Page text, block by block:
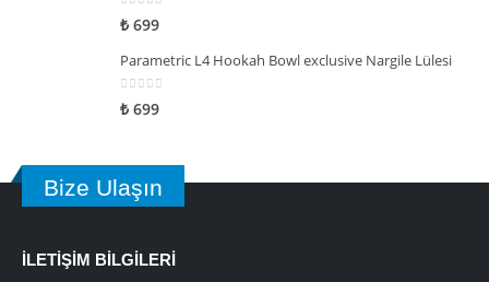
0
₺ 699
Parametric L4 Hookah Bowl exclusive Nargile Lülesi
0 5 üzerinden
₺ 699
Bize Ulaşın
İLETİŞİM BİLGİLERİ